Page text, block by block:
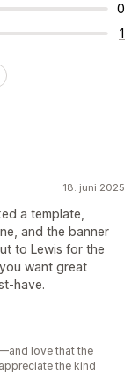
0
1
18. juni 2025
a template,
and the banner
to Lewis for the
want great
have.
love that the
the kind